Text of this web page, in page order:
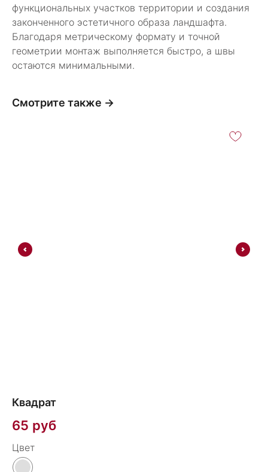
функциональных участков территории и создания
законченного эстетичного образа ландшафта.
Благодаря метрическому формату и точной
геометрии монтаж выполняется быстро, а швы
остаются минимальными.
Смотрите также →
Квадрат
65 руб
Цвет